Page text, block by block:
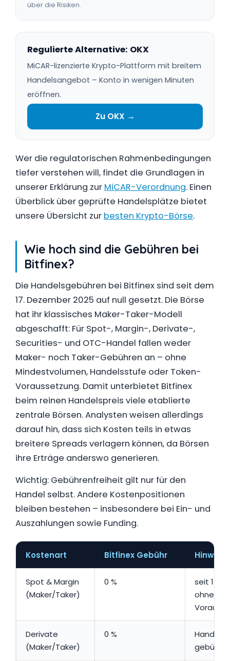
über die Risiken.
Regulierte Alternative: OKX
MiCAR-lizenzierte Krypto-Plattform mit breitem
Handelsangebot – Konto in wenigen Minuten
eröffnen.
Zu OKX →
Wer die regulatorischen Rahmenbedingungen
tiefer verstehen will, findet die Grundlagen in
unserer Erklärung zur MiCAR-Verordnung. Einen
Überblick über geprüfte Handelsplätze bietet
unsere Übersicht zur besten Krypto-Börse.
Wie hoch sind die Gebühren bei
Bitfinex?
Die Handelsgebühren bei Bitfinex sind seit dem
17. Dezember 2025 auf null gesetzt. Die Börse
hat ihr klassisches Maker-Taker-Modell
abgeschafft: Für Spot-, Margin-, Derivate-,
Securities- und OTC-Handel fallen weder
Maker- noch Taker-Gebühren an – ohne
Mindestvolumen, Handelsstufe oder Token-
Voraussetzung. Damit unterbietet Bitfinex
beim reinen Handelspreis viele etablierte
zentrale Börsen. Analysten weisen allerdings
darauf hin, dass sich Kosten teils in etwas
breitere Spreads verlagern können, da Börsen
ihre Erträge anderswo generieren.
Wichtig: Gebührenfreiheit gilt nur für den
Handel selbst. Andere Kostenpositionen
bleiben bestehen – insbesondere bei Ein- und
Auszahlungen sowie Funding.
Kostenart Bitfinex Gebühr Hinweis
Spot & Margin
(Maker/Taker)
0 %
seit
ohne
Derivate
(Maker/Taker)
0 %
Handel